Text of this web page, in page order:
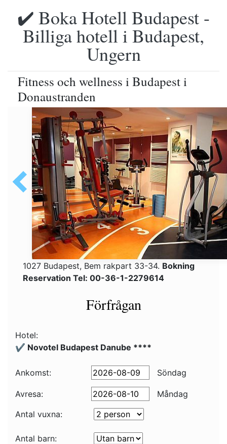
✔️ Boka Hotell Budapest -
Billiga hotell i Budapest,
Ungern
Fitness och wellness i Budapest i
Donaustranden
1027 Budapest, Bem rakpart 33-34. Bokning
Reservation Tel: 00-36-1-2279614
Förfrågan
Hotel:
✔️ Novotel Budapest Danube ****
Ankomst: Söndag
Avresa:
Måndag
Antal vuxna:
Antal barn: